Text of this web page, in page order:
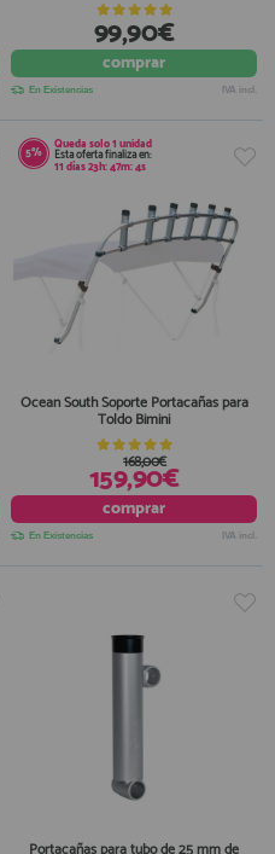
99,90€
comprar
En Existencias IVA incl.
5% Queda solo1 unidad
Esta oferta finaliza en:
11 días23h:47m:4s
Ocean South Soporte Portacañas para
Toldo Bimini
159,90€
168,00€
comprar
En Existencias IVA incl.